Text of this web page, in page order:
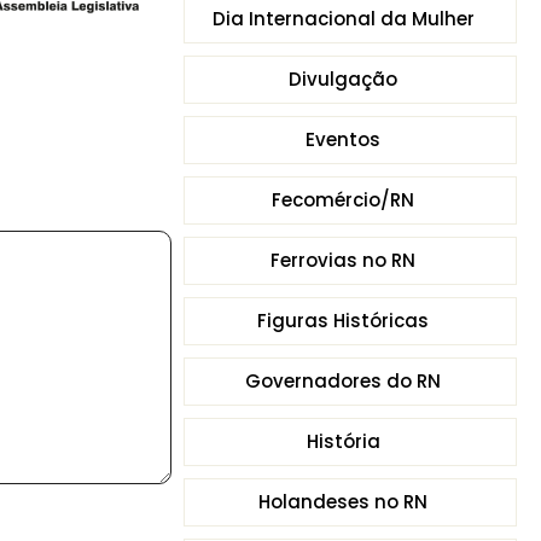
Dia Internacional da Mulher
Divulgação
Eventos
Fecomércio/RN
Ferrovias no RN
Figuras Históricas
Governadores do RN
História
Holandeses no RN